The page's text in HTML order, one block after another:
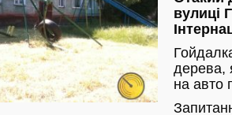
вулиці
дерева,
на авто